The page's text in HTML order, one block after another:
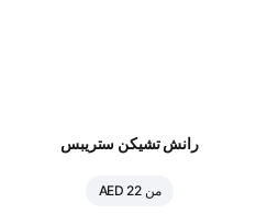
رانش تشيكن ستريبس
منAED 22